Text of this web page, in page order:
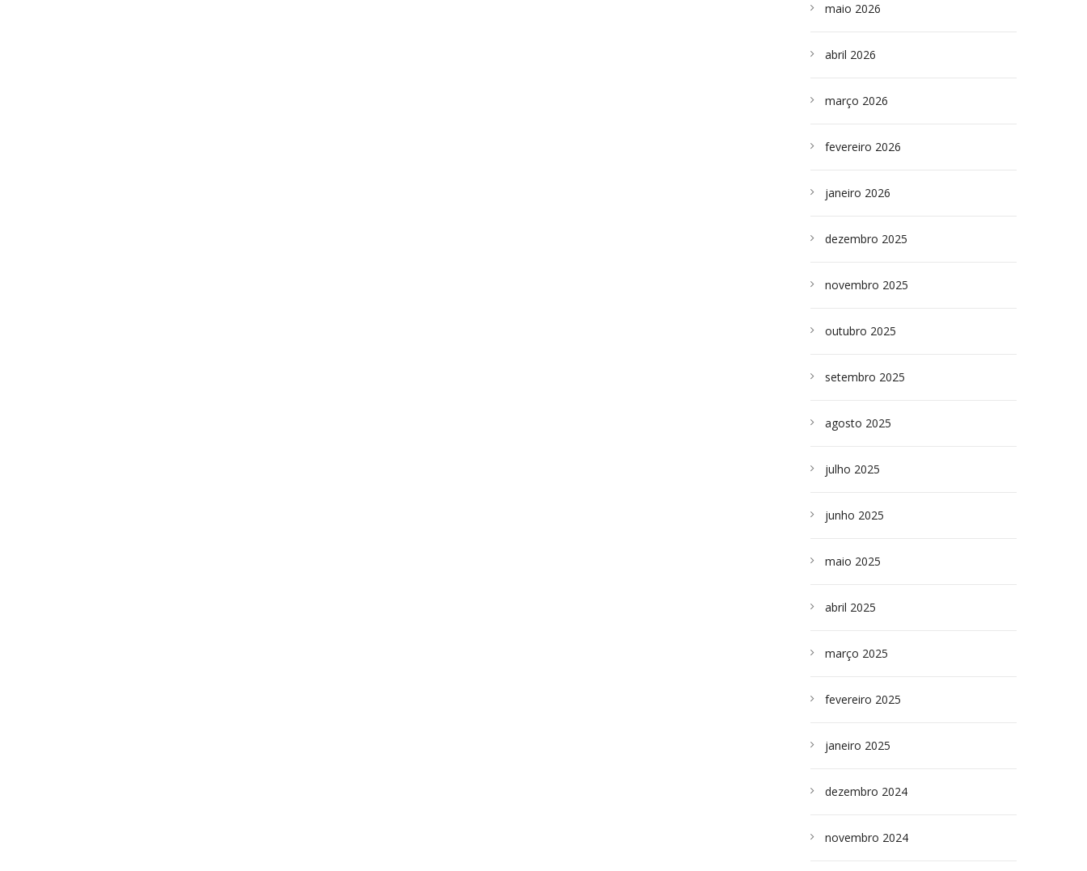
maio 2026
abril 2026
março 2026
fevereiro 2026
janeiro 2026
dezembro 2025
novembro 2025
outubro 2025
setembro 2025
agosto 2025
julho 2025
junho 2025
maio 2025
abril 2025
março 2025
fevereiro 2025
janeiro 2025
dezembro 2024
novembro 2024